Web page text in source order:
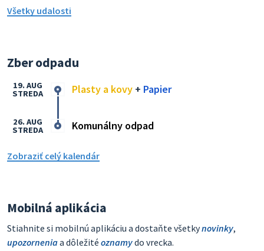
Všetky udalosti
Zber odpadu
Plasty a kovy + Papier
19. AUG
STREDA
Komunálny odpad
26. AUG
STREDA
Zobraziť celý kalendár
Mobilná aplikácia
Stiahnite si mobilnú aplikáciu a dostaňte všetkynovinky,
upozorneniaa dôležité oznamydo vrecka.